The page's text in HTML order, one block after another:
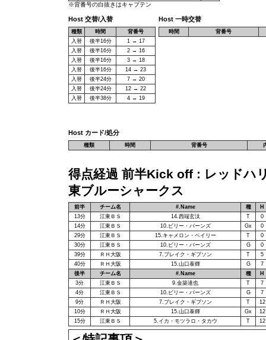
※背番号の白抜きはキャプテン
Host 交替/入替
種類 時間
背番号
入替
後半16分
1 → 17
入替
後半16分
2 → 16
入替
後半16分
3 → 18
入替
後半16分
14 → 23
入替
後半24分
7 → 20
入替
後半24分
12 → 22
入替
後半38分 4 → 19
Host 一時交替
時間 背番号
Host カード/処分
種類 時間 背番号
得点経過 前半Kick off : レッドハ
東ブルーシャークス
前半 チーム名 #.Name 種
H
13分
江東ＢＳ 14.西端玄汰 T
0
14分
江東ＢＳ 10.ビリー・バーンズ Gx
0
29分
江東ＢＳ 15.キャメロン・ベイリー T
0
30分
江東ＢＳ 10.ビリー・バーンズ G
0
39分
ＲＨ大阪 7.ブレイク・ギブソン T
5
40分
ＲＨ大阪 15.山口泰輝 G
7
後半
チーム名 #.Name 種
H
3分
江東ＢＳ 9.金築達也 T
7
4分
江東ＢＳ 10.ビリー・バーンズ G
7
9分
ＲＨ大阪 7.ブレイク・ギブソン T
12
10分
ＲＨ大阪 15.山口泰輝 Gx
12
15分
江東ＢＳ 5.イカ・モツラロ・タカウ T 12